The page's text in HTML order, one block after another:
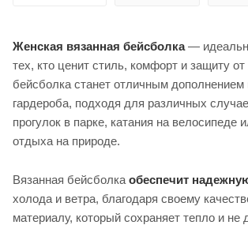
Женская вязанная бейсболка—
тех, кто ценит стиль, комфорт и защиту
бейсболка станет отличным дополнением
гардероба, подходя для различных
прогулок в парке, катания на велосипеде
отдыха на природе.
Вязанная бейсболка обеспечит
холода и ветра, благодаря своему
материалу, который сохраняет тепло и не